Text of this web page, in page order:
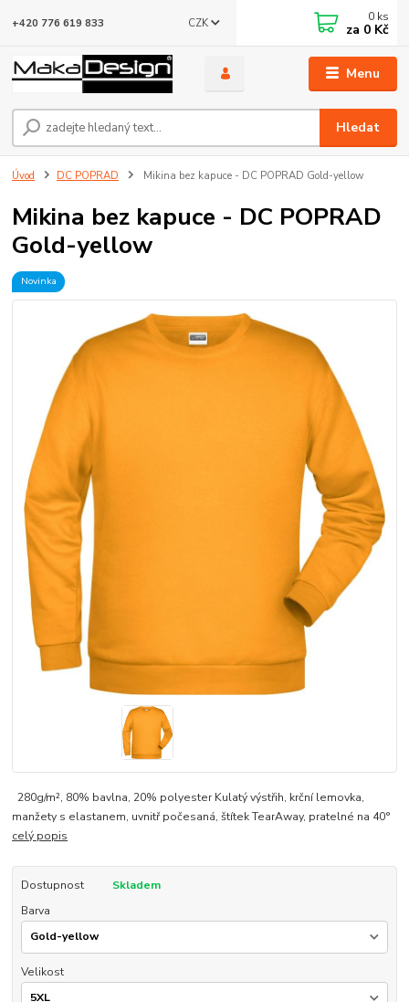
Menu
CZK
Hledat
+420 776 619 833 0 ks
za 0 Kč
Úvod DC POPRAD Mikina bez kapuce - DC POPRAD Gold-yellow
Mikina bez kapuce - DC POPRAD
Gold-yellow
Novinka
280g/m², 80% bavlna, 20% polyester Kulatý výstřih, krční lemovka,
manžety s elastanem, uvnitř počesaná, štítek TearAway, pratelné na 40°
celý popis
Dostupnost
Skladem
Barva
Velikost